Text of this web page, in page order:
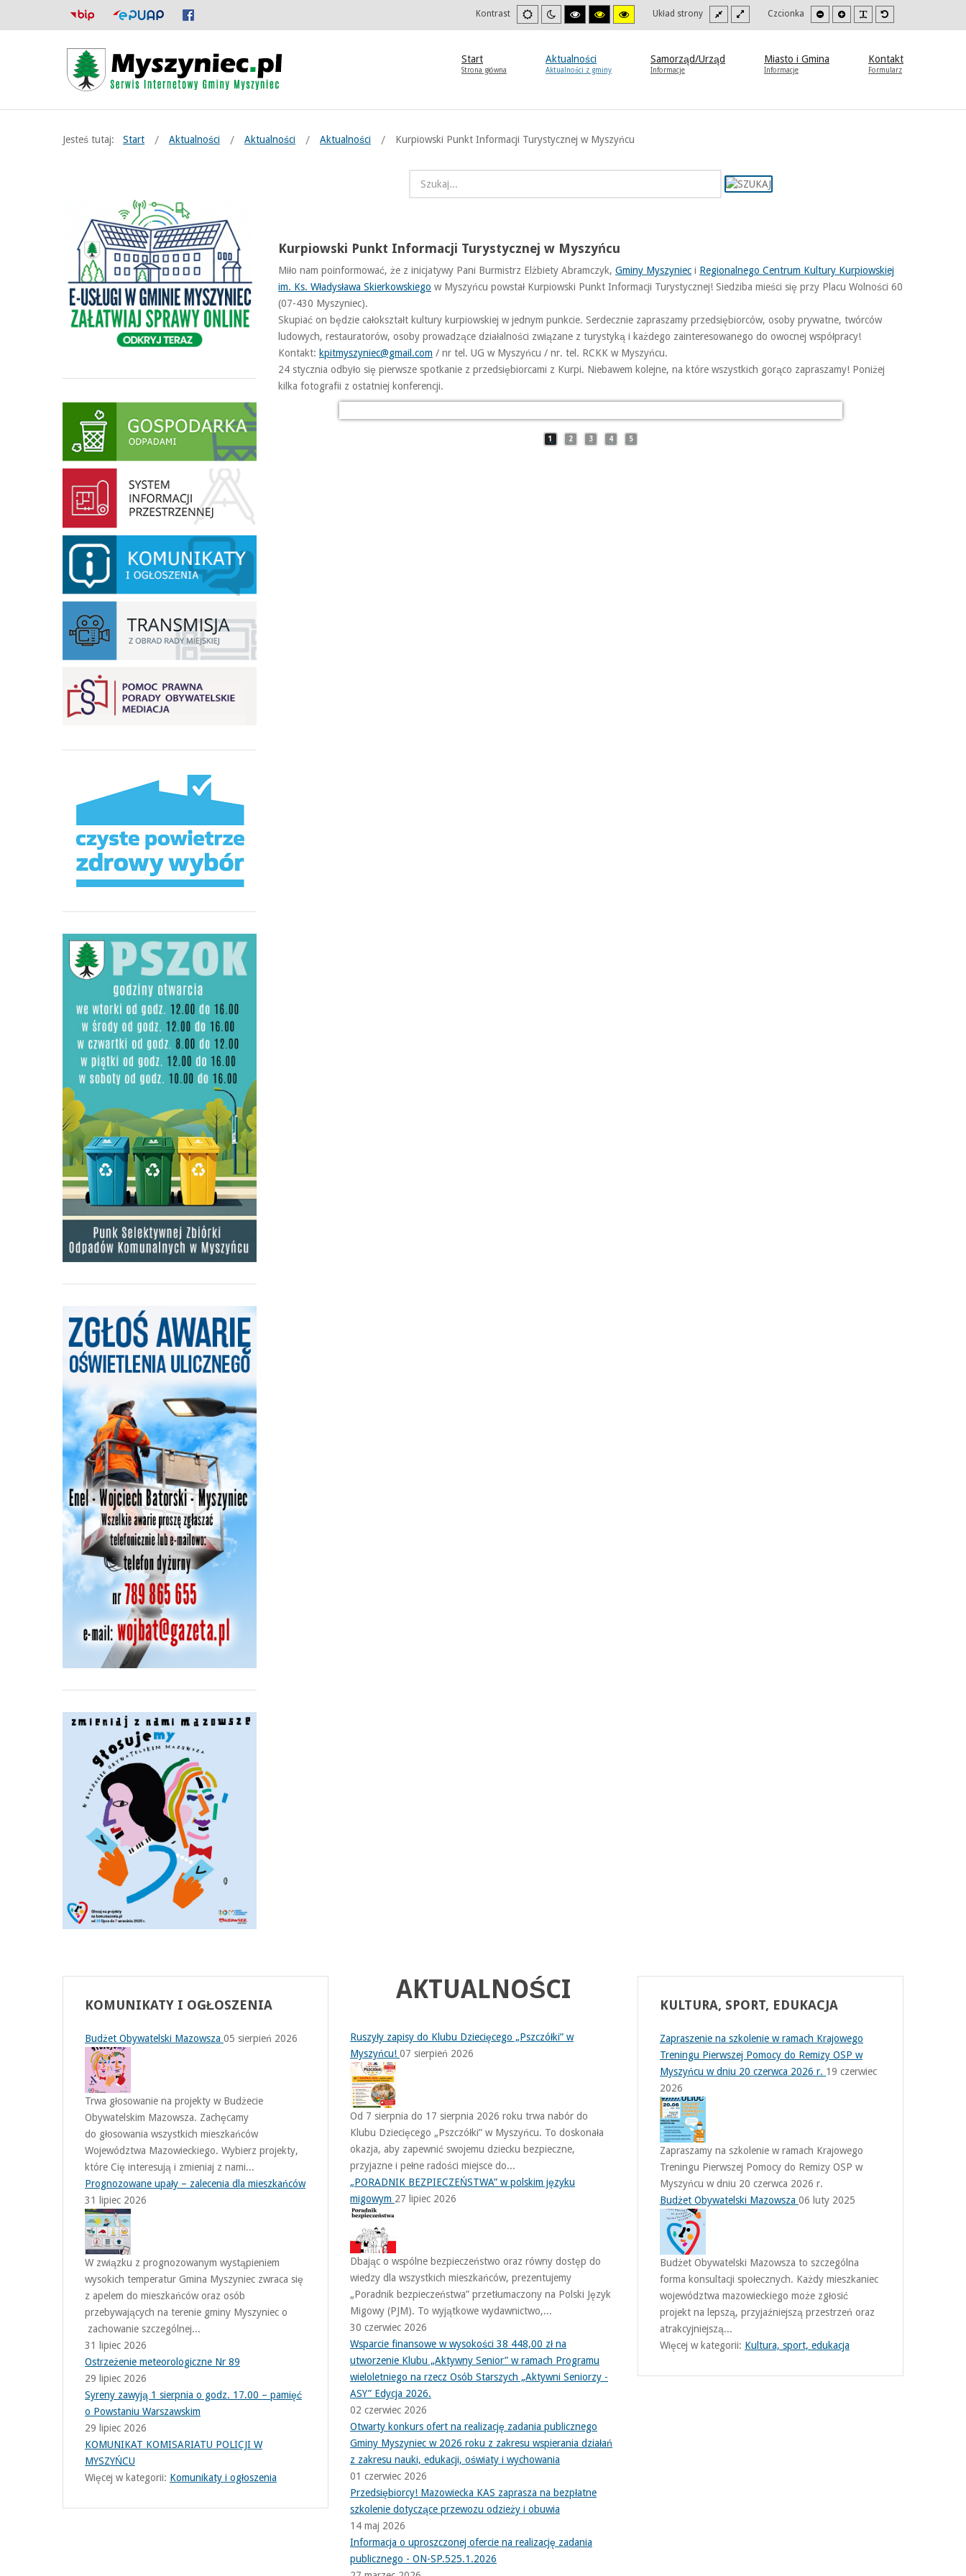
Kontrast
Ustawienia
domyslne
Tryb
nocny
Wysoki
kontrast
tryb
Wysoki
kontrast
tryb
Wysoki
kontrast
tryb
Układ strony
Szeroki
szablon
Stały
szablon
Czcionka
Mniejsza
czcionka
Zwiększona
czcionka
Start
Strona główna
Aktualności
Aktualności z gminy
Samorząd/Urząd
Informacje
Miasto i Gmina
Informacje
Kontakt
Formularz
Jesteś tutaj: Start Aktualności Aktualności Aktualności Kurpiowski Punkt Informacji Turystycznej w Myszyńcu
Kurpiowski Punkt Informacji Turystycznej w Myszyńcu
Miło nam poinformować, że z inicjatywy Pani Burmistrz Elżbiety Abramczyk, Gminy Myszyniec i Regionalnego Centrum Kultury Kurpiowskiej
im. Ks. Władysława Skierkowskiego w Myszyńcu powstał Kurpiowski Punkt Informacji Turystycznej! Siedziba mieści się przy Placu Wolności 60
(07-430 Myszyniec).
Skupiać on będzie całokształt kultury kurpiowskiej w jednym punkcie. Serdecznie zapraszamy przedsiębiorców, osoby prywatne, twórców
ludowych, restauratorów, osoby prowadzące działalności związane z turystyką i każdego zainteresowanego do owocnej współpracy!
Kontakt: kpitmyszyniec@gmail.com / nr tel. UG w Myszyńcu / nr. tel. RCKK w Myszyńcu.
24 stycznia odbyło się pierwsze spotkanie z przedsiębiorcami z Kurpi. Niebawem kolejne, na które wszystkich gorąco zapraszamy! Poniżej
kilka fotografii z ostatniej konferencji.
Kurpiowski Punkt Informacji Turystycznej w Myszyńcu
Kurpiowski Punkt Informacji Turystycznej w Myszyńcu
Kurpiowski Punkt Informacji Turystycznej w Myszyńcu
Kurpiowski Punkt Informacji Turystycznej w Myszyńcu
Kurpiowski Punkt Informacji Turystycznej w Myszyńcu
1 2 3 4 5
KOMUNIKATY I OGŁOSZENIA
Budżet Obywatelski Mazowsza 05 sierpień 2026
Trwa głosowanie na projekty w Budżecie
Obywatelskim Mazowsza. Zachęcamy
do głosowania wszystkich mieszkańców
Województwa Mazowieckiego. Wybierz projekty,
które Cię interesują i zmieniaj z nami...
Prognozowane upały – zalecenia dla mieszkańców
31 lipiec 2026
W związku z prognozowanym wystąpieniem
wysokich temperatur Gmina Myszyniec zwraca się
z apelem do mieszkańców oraz osób
przebywających na terenie gminy Myszyniec o
zachowanie szczególnej...
31 lipiec 2026
Ostrzeżenie meteorologiczne Nr 89
29 lipiec 2026
Syreny zawyją 1 sierpnia o godz. 17.00 – pamięć
o Powstaniu Warszawskim
29 lipiec 2026
KOMUNIKAT KOMISARIATU POLICJI W
MYSZYŃCU
Więcej w kategorii: Komunikaty i ogłoszenia
AKTUALNOŚCI
Ruszyły zapisy do Klubu Dziecięcego „Pszczółki” w
Myszyńcu! 07 sierpień 2026
Od 7 sierpnia do 17 sierpnia 2026 roku trwa nabór do
Klubu Dziecięcego „Pszczółki” w Myszyńcu. To doskonała
okazja, aby zapewnić swojemu dziecku bezpieczne,
przyjazne i pełne radości miejsce do...
„PORADNIK BEZPIECZEŃSTWA” w polskim języku
migowym 27 lipiec 2026
Dbając o wspólne bezpieczeństwo oraz równy dostęp do
wiedzy dla wszystkich mieszkańców, prezentujemy
„Poradnik bezpieczeństwa” przetłumaczony na Polski Język
Migowy (PJM). To wyjątkowe wydawnictwo,...
30 czerwiec 2026
Wsparcie finansowe w wysokości 38 448,00 zł na
utworzenie Klubu „Aktywny Senior” w ramach Programu
wieloletniego na rzecz Osób Starszych „Aktywni Seniorzy -
ASY” Edycja 2026.
02 czerwiec 2026
Otwarty konkurs ofert na realizację zadania publicznego
Gminy Myszyniec w 2026 roku z zakresu wspierania działań
z zakresu nauki, edukacji, oświaty i wychowania
01 czerwiec 2026
Przedsiębiorcy! Mazowiecka KAS zaprasza na bezpłatne
szkolenie dotyczące przewozu odzieży i obuwia
14 maj 2026
Informacja o uproszczonej ofercie na realizację zadania
publicznego - ON-SP.525.1.2026
KULTURA, SPORT, EDUKACJA
Zapraszenie na szkolenie w ramach Krajowego
Treningu Pierwszej Pomocy do Remizy OSP w
Myszyńcu w dniu 20 czerwca 2026 r. 19 czerwiec
2026
Zapraszamy na szkolenie w ramach Krajowego
Treningu Pierwszej Pomocy do Remizy OSP w
Myszyńcu w dniu 20 czerwca 2026 r.
Budżet Obywatelski Mazowsza 06 luty 2025
Budżet Obywatelski Mazowsza to szczególna
forma konsultacji społecznych. Każdy mieszkaniec
województwa mazowieckiego może zgłosić
projekt na lepszą, przyjaźniejszą przestrzeń oraz
atrakcyjniejszą...
Więcej w kategorii: Kultura, sport, edukacja